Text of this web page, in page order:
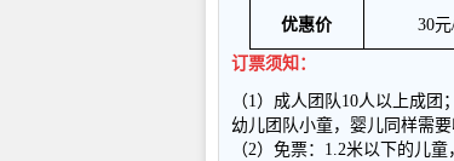
优惠价 30元
订票须知：
（1）成人团队10人以上成
幼儿团队小童，婴儿同样需要
（2）免票：1.2米以下的儿